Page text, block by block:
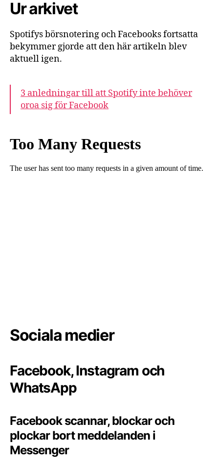
Ur arkivet
Spotifys börsnotering och Facebooks fortsatta
bekymmer gjorde att den här artikeln blev
aktuell igen.
3 anledningar till att Spotify inte behöver
oroa sig för Facebook
Sociala medier
Facebook, Instagram och
WhatsApp
Facebook scannar, blockar och
plockar bort meddelanden i
Messenger